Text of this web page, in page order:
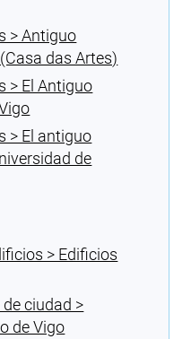
> Antiguo
das Artes)
> El Antiguo
> El antiguo
de
> Edificios
ciudad >
de Vigo